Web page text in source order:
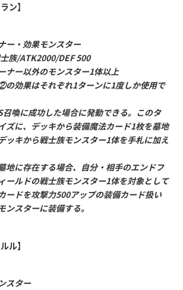
ン】
ー・効果モンスター
族/ATK2000/DEF 500
ナー以外のモンスター1体以上
効果はそれぞれ1ターンに1度しか使用で
喚に成功した場合に発動できる。このタ
ズに、デッキから装備魔法カード1枚を墓地
ッキから戦士族モンスター1体を手札に加え
地に存在する場合、自分・相手のエンドフ
ールドの戦士族モンスター1体を対象として
ードを攻撃力500アップの装備カード扱い
ンスターに装備する。
ル】
スター